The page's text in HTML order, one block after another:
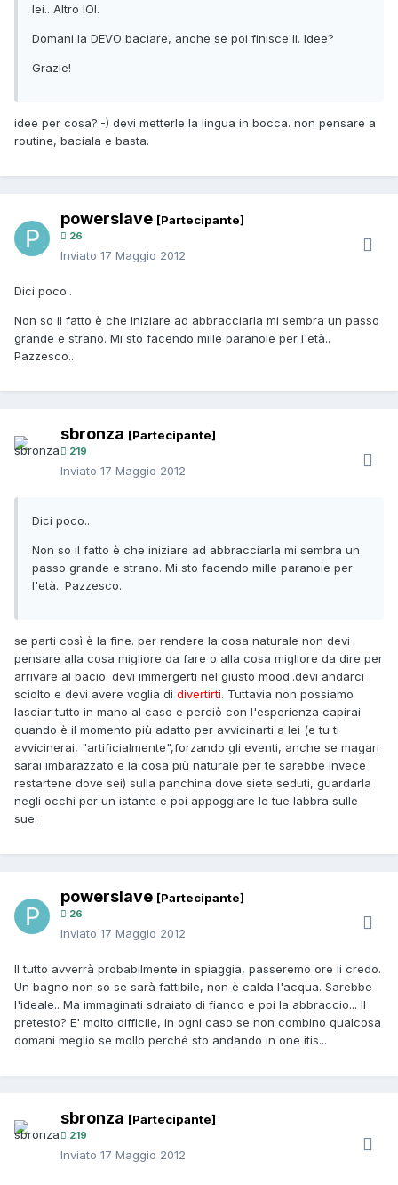
lei.. Altro IOI.
Domani la DEVO baciare, anche se poi finisce li. Idee?
Grazie!
idee per cosa?:-) devi metterle la lingua in bocca. non pensare a
routine, baciala e basta.
powerslave [Partecipante]
26
Inviato 17 Maggio 2012
Dici poco..
Non so il fatto è che iniziare ad abbracciarla mi sembra un passo
grande e strano. Mi sto facendo mille paranoie per l'età..
Pazzesco..
sbronza [Partecipante]
219
Inviato 17 Maggio 2012
Dici poco..
Non so il fatto è che iniziare ad abbracciarla mi sembra un
passo grande e strano. Mi sto facendo mille paranoie per
l'età.. Pazzesco..
se parti così è la fine. per rendere la cosa naturale non devi
pensare alla cosa migliore da fare o alla cosa migliore da dire per
arrivare al bacio. devi immergerti nel giusto mood..devi andarci
sciolto e devi avere voglia di divertirti. Tuttavia non possiamo
lasciar tutto in mano al caso e perciò con l'esperienza capirai
quando è il momento più adatto per avvicinarti a lei (e tu ti
avvicinerai, "artificialmente",forzando gli eventi, anche se magari
sarai imbarazzato e la cosa più naturale per te sarebbe invece
restartene dove sei) sulla panchina dove siete seduti, guardarla
negli occhi per un istante e poi appoggiare le tue labbra sulle
sue.
powerslave [Partecipante]
26
Inviato 17 Maggio 2012
Il tutto avverrà probabilmente in spiaggia, passeremo ore li credo.
Un bagno non so se sarà fattibile, non è calda l'acqua. Sarebbe
l'ideale.. Ma immaginati sdraiato di fianco e poi la abbraccio... Il
pretesto? E' molto difficile, in ogni caso se non combino qualcosa
domani meglio se mollo perché sto andando in one itis...
sbronza [Partecipante]
219
Inviato 17 Maggio 2012